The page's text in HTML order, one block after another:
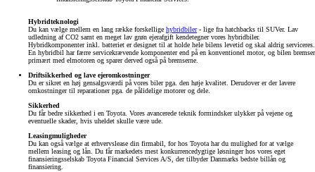
Hybridteknologi
Du kan vælge mellem en lang række forskellige hybridbiler- lige fra hatchbacks til SUVer. Lav
udledning af CO2 samt en meget lav grøn ejerafgift kendetegner vores hybridbiler.
Hybridkomponenter inkl. batteriet er designet til at holde hele bilens levetid og skal aldrig serviceres.
En hybridbil har færre servicekrævende komponenter end på en konventionel motor, og bilen bremser
primært med elmotoren og sparer derved også på bremserne.
Driftsikkerhed og lave ejeromkostninger
Du er sikret en høj gensalgsværdi på vores biler pga. den høje kvalitet. Derudover er der lavere
omkostninger til reparationer pga. de pålidelige motorer og dele.
Sikkerhed
Du får bedre sikkerhed i en Toyota. Vores avancerede teknik formindsker ulykker på vejene og
eventuelle skader, hvis uheldet skulle være ude.
Leasingmuligheder
Du kan også vælge at erhvervslease din firmabil, for hos Toyota har du mulighed for at vælge
mellem leasing og lån. Du får markedets mest konkurrencedygtige løsninger hos vores eget
finansieringsselskab Toyota Financial Services A/S, der tilbyder Danmarks bedste billån og
finansiering.